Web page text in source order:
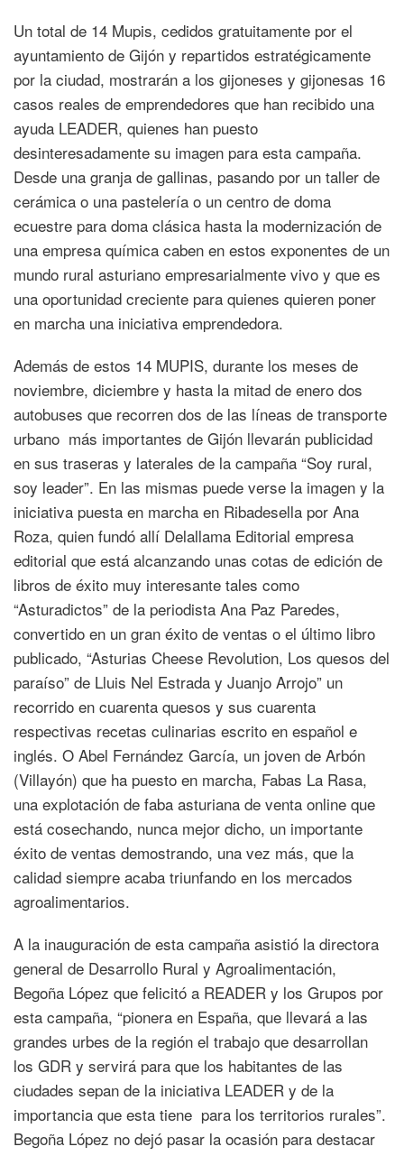
Un total de 14 Mupis, cedidos gratuitamente por el
ayuntamiento de Gijón y repartidos estratégicamente
por la ciudad, mostrarán a los gijoneses y gijonesas 16
casos reales de emprendedores que han recibido una
ayuda LEADER, quienes han puesto
desinteresadamente su imagen para esta campaña.
Desde una granja de gallinas, pasando por un taller de
cerámica o una pastelería o un centro de doma
ecuestre para doma clásica hasta la modernización de
una empresa química caben en estos exponentes de un
mundo rural asturiano empresarialmente vivo y que es
una oportunidad creciente para quienes quieren poner
en marcha una iniciativa emprendedora.
Además de estos 14 MUPIS, durante los meses de
noviembre, diciembre y hasta la mitad de enero dos
autobuses que recorren dos de las líneas de transporte
urbano más importantes de Gijón llevarán publicidad
en sus traseras y laterales de la campaña “Soy rural,
soy leader”. En las mismas puede verse la imagen y la
iniciativa puesta en marcha en Ribadesella por Ana
Roza, quien fundó allí Delallama Editorial empresa
editorial que está alcanzando unas cotas de edición de
libros de éxito muy interesante tales como
“Asturadictos” de la periodista Ana Paz Paredes,
convertido en un gran éxito de ventas o el último libro
publicado, “Asturias Cheese Revolution, Los quesos del
paraíso” de Lluis Nel Estrada y Juanjo Arrojo” un
recorrido en cuarenta quesos y sus cuarenta
respectivas recetas culinarias escrito en español e
inglés. O Abel Fernández García, un joven de Arbón
(Villayón) que ha puesto en marcha, Fabas La Rasa,
una explotación de faba asturiana de venta online que
está cosechando, nunca mejor dicho, un importante
éxito de ventas demostrando, una vez más, que la
calidad siempre acaba triunfando en los mercados
agroalimentarios.
A la inauguración de esta campaña asistió la directora
general de Desarrollo Rural y Agroalimentación,
Begoña López que felicitó a READER y los Grupos por
esta campaña, “pionera en España, que llevará a las
grandes urbes de la región el trabajo que desarrollan
los GDR y servirá para que los habitantes de las
ciudades sepan de la iniciativa LEADER y de la
importancia que esta tiene para los territorios rurales”.
Begoña López no dejó pasar la ocasión para destacar